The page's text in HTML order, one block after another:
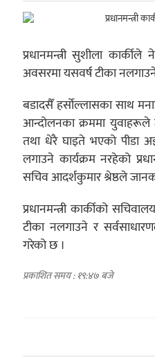
प्रधानमन्त्री सुशीला
अवसरमा यसवर्ष टीका
बडादसैँ हर्सोल्लासका साथ
आन्दोलनका क्रममा युवाहरूले
तथा धेरै घाइते भएको पीडा
लगाउने कार्यक्रम नरहेको
सचिव आदर्शकुमार श्रेष्ठले
प्रधानमन्त्री कार्कीको
टीका नलगाउने र
गरेको छ ।
प्रकाशित समय : १९:४७ बजे